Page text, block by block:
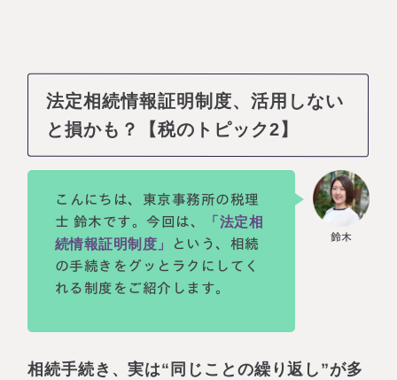
法定相続情報証明制度、活用しない
と損かも？【税のトピック2】
こんにちは、東京事務所の税理
士 鈴木です。今回は、 「法定相
続情報証明制度」 という、相続
の手続きをグッとラクにしてく
れる制度をご紹介します。
相続手続き、実は“同じことの繰り返し”が多